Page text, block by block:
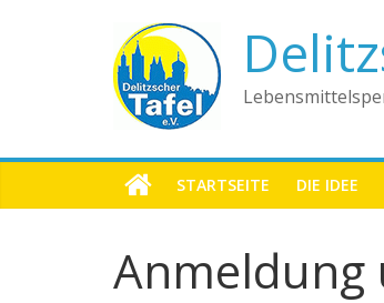
STARTSEITE DIE IDEE
Anmeldung